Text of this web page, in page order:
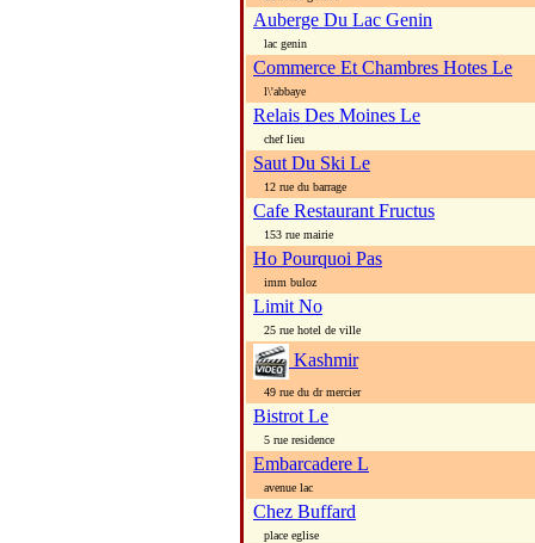
Auberge Du Lac Genin
lac genin
Commerce Et Chambres Hotes Le
l\'abbaye
Relais Des Moines Le
chef lieu
Saut Du Ski Le
12 rue du barrage
Cafe Restaurant Fructus
153 rue mairie
Ho Pourquoi Pas
imm buloz
Limit No
25 rue hotel de ville
Kashmir
49 rue du dr mercier
Bistrot Le
5 rue residence
Embarcadere L
avenue lac
Chez Buffard
place eglise